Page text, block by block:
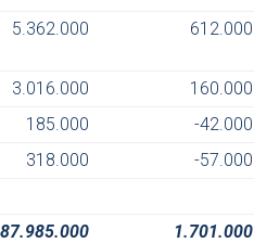
5.362.000
612.000
3.016.000
160.000
185.000
-42.000
318.000
-57.000
87.985.000 1.701.000